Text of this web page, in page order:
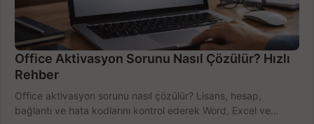
Office Aktivasyon Sorunu Nasıl Çözülür? Hızlı
Rehber
Office aktivasyon sorunu nasıl çözülür? Lisans, hesap,
bağlantı ve hata kodlarını kontrol ederek Word, Excel ve